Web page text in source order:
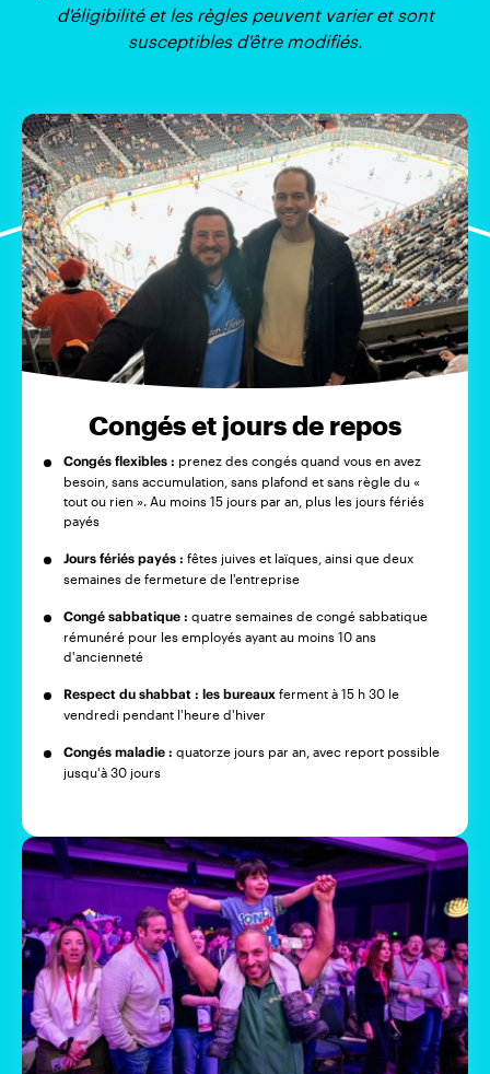
d'éligibilité et les règles peuvent varier et sont
susceptibles d'être modifiés.
Congés et jours de repos
Congés flexibles : prenez des congés quand vous en avez
besoin, sans accumulation, sans plafond et sans règle du «
tout ou rien ». Au moins 15 jours par an, plus les jours fériés
payés
Jours fériés payés : fêtes juives et laïques, ainsi que deux
semaines de fermeture de l'entreprise
Congé sabbatique : quatre semaines de congé sabbatique
rémunéré pour les employés ayant au moins 10 ans
d'ancienneté
Respect du shabbat : les bureaux ferment à 15 h 30 le
vendredi pendant l'heure d'hiver
Congés maladie : quatorze jours par an, avec report possible
jusqu'à 30 jours